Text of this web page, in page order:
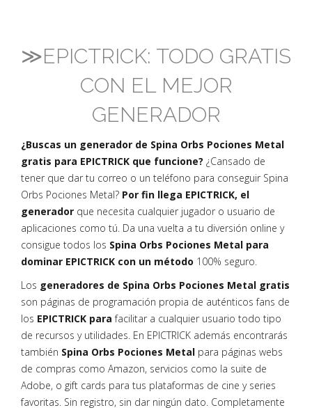
≫EPICTRICK: TODO GRATIS
CON EL MEJOR
GENERADOR
¿Buscas un generador de Spina Orbs Pociones Metal
gratis para EPICTRICK que funcione? ¿Cansado de
tener que dar tu correo o un teléfono para conseguir Spina
Orbs Pociones Metal? Por fin llega EPICTRICK, el
generador que necesita cualquier jugador o usuario de
aplicaciones como tú. Da una vuelta a tu diversión online y
consigue todos los Spina Orbs Pociones Metal para
dominar EPICTRICK con un método 100% seguro.
Los generadores de Spina Orbs Pociones Metal gratis
son páginas de programación propia de auténticos fans de
los EPICTRICK para facilitar a cualquier usuario todo tipo
de recursos y utilidades. En EPICTRICK además encontrarás
también Spina Orbs Pociones Metal para páginas webs
de compras como Amazon, servicios como la suite de
Adobe, o gift cards para tus plataformas de cine y series
favoritas. Sin registro, sin dar ningún dato. Completamente